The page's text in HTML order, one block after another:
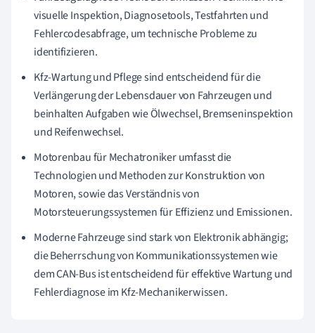
visuelle Inspektion, Diagnosetools, Testfahrten und
Fehlercodesabfrage, um technische Probleme zu
identifizieren.
Kfz-Wartung und Pflege sind entscheidend für die
Verlängerung der Lebensdauer von Fahrzeugen und
beinhalten Aufgaben wie Ölwechsel, Bremseninspektion
und Reifenwechsel.
Motorenbau für Mechatroniker umfasst die
Technologien und Methoden zur Konstruktion von
Motoren, sowie das Verständnis von
Motorsteuerungssystemen für Effizienz und Emissionen.
Moderne Fahrzeuge sind stark von Elektronik abhängig;
die Beherrschung von Kommunikationssystemen wie
dem CAN-Bus ist entscheidend für effektive Wartung und
Fehlerdiagnose im Kfz-Mechanikerwissen.